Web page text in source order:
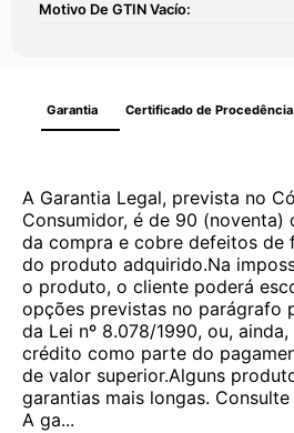
Motivo De GTIN Vacío:
Garantia Certificado de Procedência
A Garantia Legal, prevista no
Consumidor, é de 90
da compra e cobre defeitos de
do produto adquirido.Na
o produto, o cliente poderá
opções previstas no parágrafo
da Lei nº 8.078/1990, ou,
crédito como parte do
de valor superior.Alguns
garantias mais longas.
A ga...